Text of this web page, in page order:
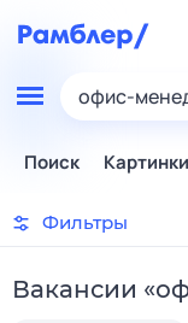
офис-
Поиск Картинки
Фильтры
Вакансии «